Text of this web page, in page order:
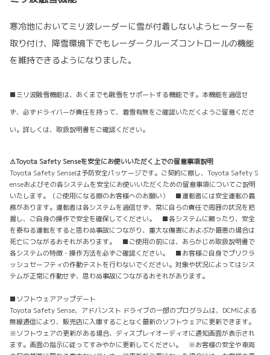
寒冷地においてミリ波レーダーに雪が付着しないようヒーターを
取り付け、降雪環境下でもレーダークルーズコントロールの機能
を維持できるようになりました。
■ミリ波融雪機能は、あくまでも融雪をサポートする機能です。本機能を過信せ
ず、必ずドライバーが責任を持って、着雪有無をご確認いただくようご留意くださ
い。詳しくは、取扱説明書をご確認ください。
⚠Toyota Safety Senseを安全にお使いいただく上での留意事項説明
Toyota Safety Senseは予防安全パッケージです。ご契約に際し、Toyota Safety S
enseおよびその各システムを安全にお使いいただくための留意事項についてご説明
いたします。（ご使用になる際のお客様へのお願い） ■運転者には安全運転の義
務があります。運転者は各システムを過信せず、常に自らの責任で周囲の状況を把
握し、ご自身の操作で安全を確保してください。 ■各システムに頼ったり、安全
を委ねる運転をすると思わぬ事故につながり、重大な傷害におよぶか最悪の場合は
死亡につながるおそれがあります。 ■ご使用の前には、あらかじめ取扱説明書で
各システムの特徴・操作方法を必ずご確認ください。 ■お客様ご自身でプリクラ
ッシュセーフティの作動テストを行わないでください。対象や状況によってはシス
テムが正常に作動せず、思わぬ事故につながるおそれがあります。
■ソフトウェアアップデート
Toyota Safety Sense、アドバンスト ドライブの一部のプログラムは、DCMによる
無線通信により、販売店に入庫することなく最新のソフトウェアに更新できます。
※ソフトウェアの更新がある場合、ディスプレイオーディオに通知画面が表示され
ます。画面の指示に従ってすみやかに更新してください。 ※お客様の安全や車両